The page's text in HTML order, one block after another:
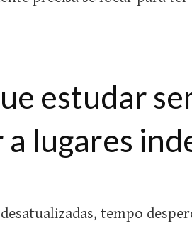
estudar
a lugares
tempo